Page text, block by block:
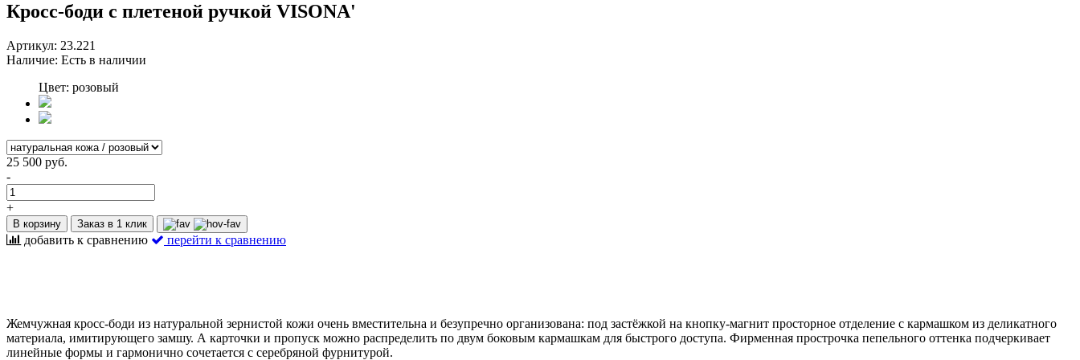
Кросс-боди с плетеной ручкой VISONA'
Артикул: 23.221
Наличие: Есть в наличии
Цвет: розовый
25 500 руб.
-
+
В корзину Заказ в 1 клик
добавить к сравнению перейти к сравнению
Жемчужная кросс-боди из натуральной зернистой кожи очень вместительна и безупречно организована: под застёжкой на кнопку-магнит просторное отделение с кармашком из деликатного
материала, имитирующего замшу. А карточки и пропуск можно распределить по двум боковым кармашкам для быстрого доступа. Фирменная прострочка пепельного оттенка подчеркивает
линейные формы и гармонично сочетается с серебряной фурнитурой.